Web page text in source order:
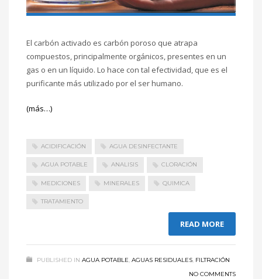
El carbón activado es carbón poroso que atrapa
compuestos, principalmente orgánicos, presentes en un
gas o en un líquido. Lo hace con tal efectividad, que es el
purificante más utilizado por el ser humano.
(más…)
ACIDIFICACIÓN AGUA DESINFECTANTE
AGUA POTABLE ANALISIS CLORACIÓN
MEDICIONES MINERALES QUIMICA
TRATAMIENTO
READ MORE
PUBLISHED IN AGUA POTABLE, AGUAS RESIDUALES, FILTRACIÓN
NO COMMENTS